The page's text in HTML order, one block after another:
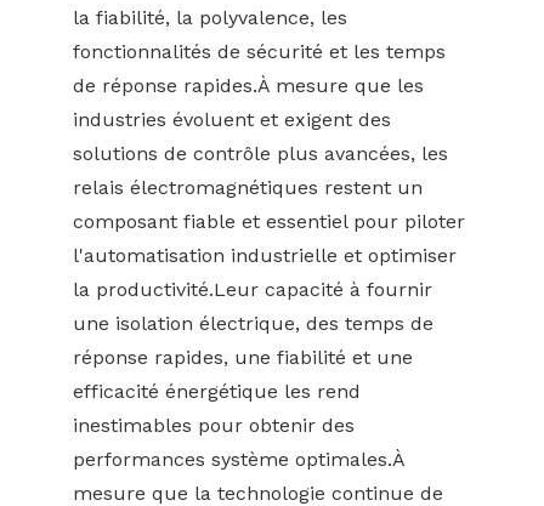
la fiabilité, la polyvalence, les
fonctionnalités de sécurité et les temps
de réponse rapides.À mesure que les
industries évoluent et exigent des
solutions de contrôle plus avancées, les
relais électromagnétiques restent un
composant fiable et essentiel pour piloter
l'automatisation industrielle et optimiser
la productivité.Leur capacité à fournir
une isolation électrique, des temps de
réponse rapides, une fiabilité et une
efficacité énergétique les rend
inestimables pour obtenir des
performances système optimales.À
mesure que la technologie continue de